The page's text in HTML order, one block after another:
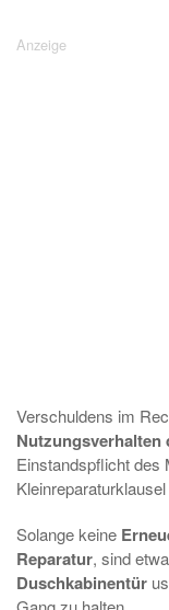
Verschuldens im
Nutzungsverhalten
Einstandspflicht des
Solange keine
Reparatur, sind etwa
Duschkabinentür